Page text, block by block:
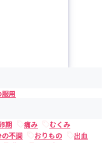
服用
期 痛み
むくみ
の不調 おりもの
出血